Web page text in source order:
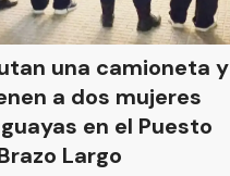
una camioneta y
a dos mujeres
en el Puesto
Largo